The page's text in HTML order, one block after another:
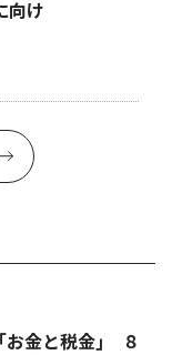
向け
お金と税金｣ ８